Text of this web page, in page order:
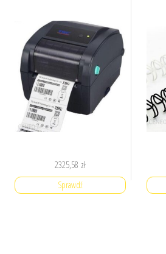
2325,58 zł
Sprawdź